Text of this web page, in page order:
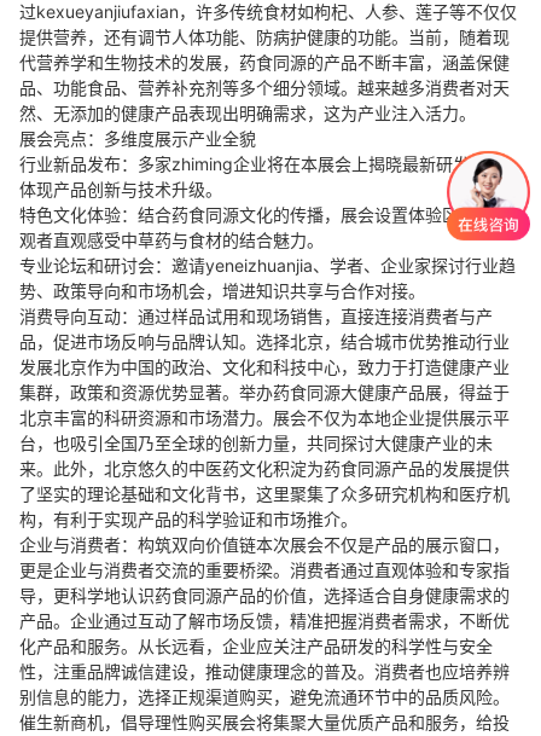
过kexueyanjiufaxian，许多传统食材如枸杞、人参、莲子等不仅仅
提供营养，还有调节人体功能、防病护健康的功能。当前，随着现
代营养学和生物技术的发展，药食同源的产品不断丰富，涵盖保健
品、功能食品、营养补充剂等多个细分领域。越来越多消费者对天
然、无添加的健康产品表现出明确需求，这为产业注入活力。
展会亮点：多维度展示产业全貌
行业新品发布：多家zhiming企业将在本展会上揭晓最新研发成果，
体现产品创新与技术升级。
特色文化体验：结合药食同源文化的传播，展会设置体验区，让参
观者直观感受中草药与食材的结合魅力。
专业论坛和研讨会：邀请yeneizhuanjia、学者、企业家探讨行业趋
势、政策导向和市场机会，增进知识共享与合作对接。
消费导向互动：通过样品试用和现场销售，直接连接消费者与产
品，促进市场反响与品牌认知。选择北京，结合城市优势推动行业
发展北京作为中国的政治、文化和科技中心，致力于打造健康产业
集群，政策和资源优势显著。举办药食同源大健康产品展，得益于
北京丰富的科研资源和市场潜力。展会不仅为本地企业提供展示平
台，也吸引全国乃至全球的创新力量，共同探讨大健康产业的未
来。此外，北京悠久的中医药文化积淀为药食同源产品的发展提供
了坚实的理论基础和文化背书，这里聚集了众多研究机构和医疗机
构，有利于实现产品的科学验证和市场推介。
企业与消费者：构筑双向价值链本次展会不仅是产品的展示窗口，
更是企业与消费者交流的重要桥梁。消费者通过直观体验和专家指
导，更科学地认识药食同源产品的价值，选择适合自身健康需求的
产品。企业通过互动了解市场反馈，精准把握消费者需求，不断优
化产品和服务。从长远看，企业应关注产品研发的科学性与安全
性，注重品牌诚信建设，推动健康理念的普及。消费者也应培养辨
别信息的能力，选择正规渠道购买，避免流通环节中的品质风险。
催生新商机，倡导理性购买展会将集聚大量优质产品和服务，给投